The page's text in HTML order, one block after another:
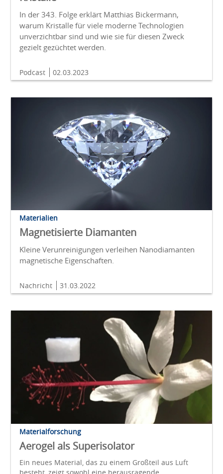
In der 343. Folge erklärt Matthias Bickermann,
warum Kristalle für viele moderne Technologien
unverzichtbar sind und wie sie für diesen Zweck
gezielt gezüchtet werden.
Podcast 02.03.2023
Materialien
Magnetisierte Diamanten
Kleine Verunreinigungen verleihen Nanodiamanten
magnetische Eigenschaften.
Nachricht 31.03.2022
Materialforschung
Aerogel als Superisolator
Ein neues Material, das zu einem Großteil aus Luft
besteht, zeigt sowohl eine herausragende